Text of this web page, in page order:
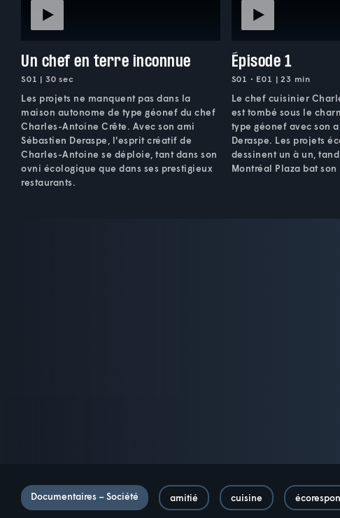
Un chef en terre inconnue
S01 | 30 sec
Les projets ne manquent pas dans la
maison autonome de type géonef du chef
Charles-Antoine Crête. Avec son ami
Sébastien Deraspe, l'esprit créatif de
Charles-Antoine se déploie, tant dans son
ovni écologique que dans ses prestigieux
restaurants.
Épisode 1
S01 • E01 | 23 min
Le chef cuisinier
est tombé sous le
type géonef avec son
Deraspe. Les projets
dessinent un à un,
Montréal Plaza bat
Documentaires – Société amitié cuisine